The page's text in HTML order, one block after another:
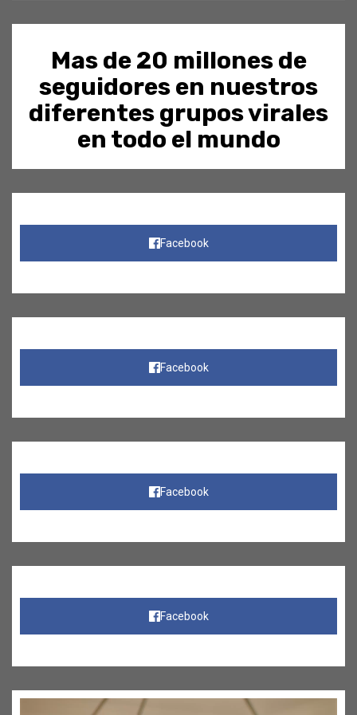
Mas de 20 millones de
seguidores en nuestros
diferentes grupos virales
en todo el mundo
Facebook
Facebook
Facebook
Facebook